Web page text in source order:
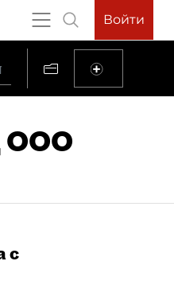
Войти
ООО
с